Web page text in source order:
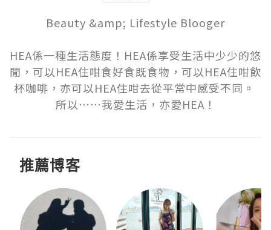
Beauty &amp; Lifestyle Blooger
HEA係一種生活態度！HEA係享受生活中少少的悠
閒，可以HEA住咁食好食既食物，可以HEA住咁飲
杯咖啡，亦可以HEA住咁去從平常中感受不同。
所以⋯⋯我愛生活，亦愛HEA！
推薦博客